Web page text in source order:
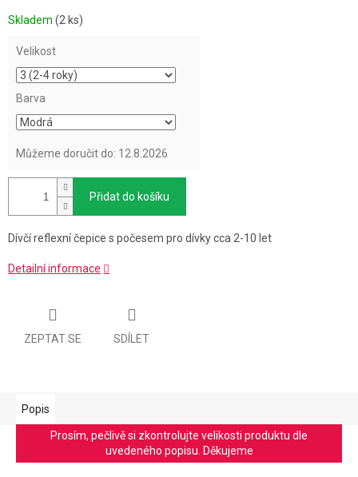
cena:
Skladem (2 ks)
Velikost
Barva
Můžeme doručit do: 12.8.2026
Přidat do košíku
Dívčí reflexní čepice s počesem pro dívky cca 2-10 let
Detailní informace
ZEPTAT SE SDÍLET
Popis
Prosím, pečlivě si zkontrolujte velikosti produktu dle
uvedeného popisu. Děkujeme